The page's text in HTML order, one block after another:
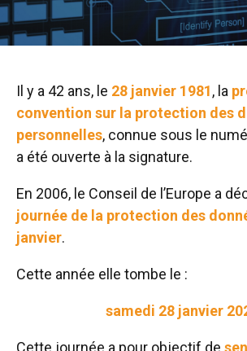
Il y a 42 ans, le 28 janvier 1981, la
convention sur la protection des
personnelles, connue sous le
a été ouverte à la signature.
En 2006, le Conseil de l’Europe a
journée de la protection des
janvier.
Cette année elle tombe le :
samedi 28 janvier
Cette journée a pour objectif de